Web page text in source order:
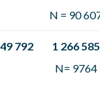
N = 90
792
1 266 585
N= 9764